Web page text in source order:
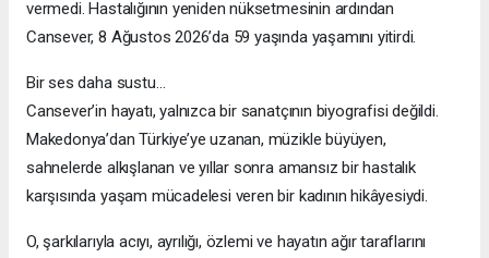
vermedi. Hastalığının yeniden nüksetmesinin ardından
Cansever, 8 Ağustos 2026’da 59 yaşında yaşamını yitirdi.
Bir ses daha sustu…
Cansever’in hayatı, yalnızca bir sanatçının biyografisi değildi.
Makedonya’dan Türkiye’ye uzanan, müzikle büyüyen,
sahnelerde alkışlanan ve yıllar sonra amansız bir hastalık
karşısında yaşam mücadelesi veren bir kadının hikâyesiydi.
O, şarkılarıyla acıyı, ayrılığı, özlemi ve hayatın ağır taraflarını